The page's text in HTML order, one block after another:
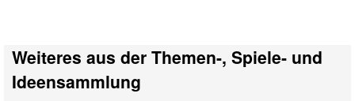
Weiteres aus der Themen-, Spiele- und
Ideensammlung